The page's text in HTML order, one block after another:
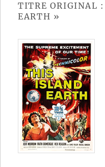
TITRE ORIGINAL
EARTH »